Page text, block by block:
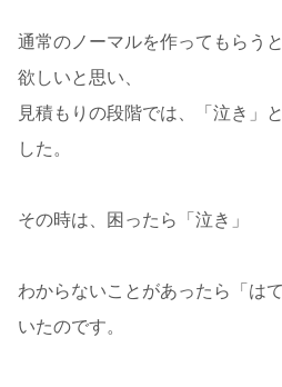
通常のノーマルを作ってもらう
欲しいと思い、
見積もりの段階では、「泣き」
した。
その時は、困ったら「泣き」
わからないことがあったら「は
いたのです。